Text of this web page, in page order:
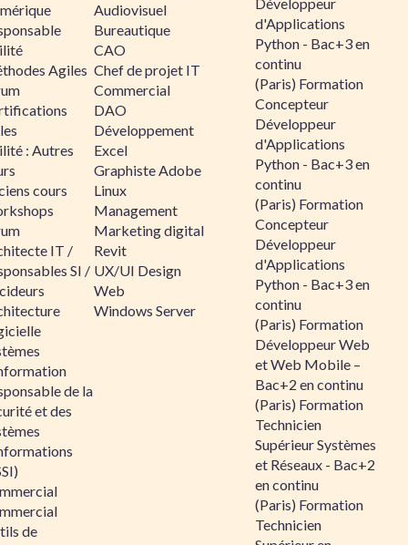
Agiles
: Autres
cours
IT /
SI /
de la
et des
de
Audiovisuel
Bureautique
CAO
Chef de projet IT
Commercial
DAO
Développement
Excel
Graphiste Adobe
Linux
Management
Marketing digital
Revit
UX/UI Design
Web
Windows Server
d'Applications
Python - Bac+3 en
continu
(Paris) Formation
Concepteur
Développeur
d'Applications
Python - Bac+3 en
continu
(Paris) Formation
Concepteur
Développeur
d'Applications
Python - Bac+3 en
continu
(Paris) Formation
Développeur Web
et Web Mobile –
Bac+2 en continu
(Paris) Formation
Technicien
Supérieur Systèmes
et Réseaux - Bac+2
en continu
(Paris) Formation
Technicien